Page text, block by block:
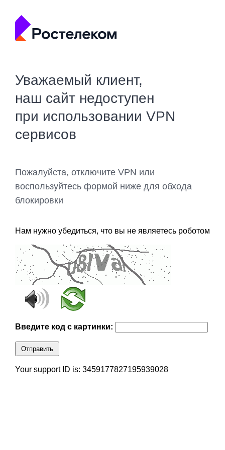
Уважаемый клиент,
наш сайт недоступен
при использовании VPN
сервисов
Пожалуйста, отключите VPN или
воспользуйтесь формой ниже для обхода
блокировки
Нам нужно убедиться, что вы не являетесь роботом
Введите код с картинки:
Отправить
Your support ID is: 3459177827195939028